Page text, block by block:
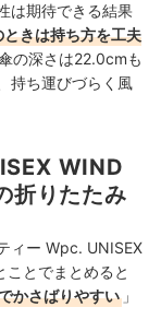
は期待できる結果
きは持ち方を工夫
の深さは22.0cmも
持ち運びづらく風
WIND
折りたたみ
ィー Wpc. UNISEX
ことでまとめると
かさばりやすい 」